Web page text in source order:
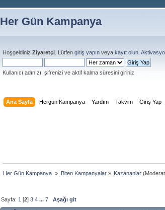
Her Gün Kampanya
Hoşgeldiniz Ziyaretçi . Lütfen giriş yapın veya kayıt olun
Kullanıcı adınızı, şifrenizi ve aktif kalma süresini giriniz
Ana Sayfa Hergün Kampanya Yardım Takvim Giriş Yap
Her Gün Kampanya » Biten Kampanyalar» Kazananlar
Sayfa: 1 [2]3 4 ...7 Aşağı git